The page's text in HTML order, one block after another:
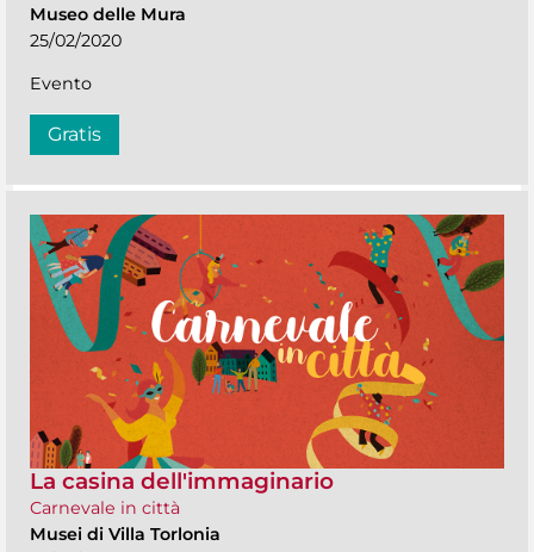
Museo delle Mura
25/02/2020
Evento
Gratis
La casina dell'immaginario
Carnevale in città
Musei di Villa Torlonia